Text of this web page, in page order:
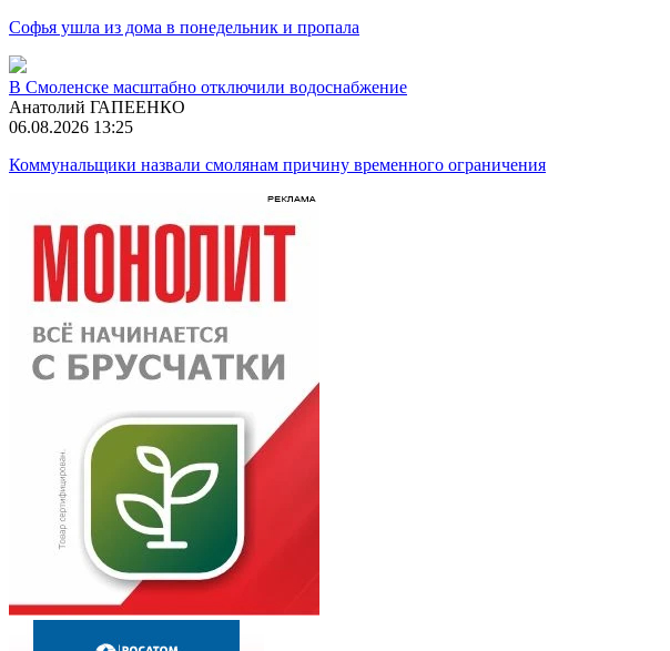
Софья ушла из дома в понедельник и пропала
В Смоленске масштабно отключили водоснабжение
Анатолий ГАПЕЕНКО
06.08.2026 13:25
Коммунальщики назвали смолянам причину временного ограничения